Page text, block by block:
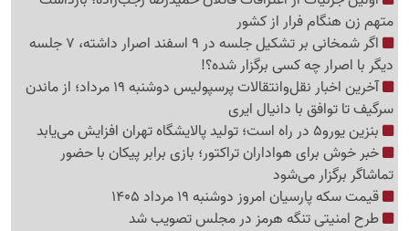
متهم زن هنگام فرار از کشور
اگر شمخانی بر تشکیل جلسه در 9 اسفند اصرار داشته، 7 جلسه
دیگر با اصرار چه کسی برگزار شده؟!
آخرین اخبار نقل‌وانتقالات پرسپولیس دوشنبه 19 مرداد؛ از ماندن
سرگیف تا توافق با دانیال ایری
بنزین یورو5 در راه است؛ تولید پالایشگاه تهران افزایش می‌یابد
خبر خوش برای هواداران تراکتور؛ بازی برابر پیکان با حضور
تماشاگر برگزار می‌شود
قیمت سکه پارسیان امروز دوشنبه 19 مرداد 1405
طرح امنیتی تنگه هرمز در مجلس تصویب شد